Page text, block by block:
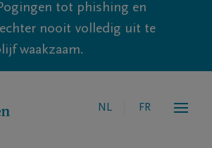
tot phishing en
nooit volledig uit te
waakzaam.
NL FR